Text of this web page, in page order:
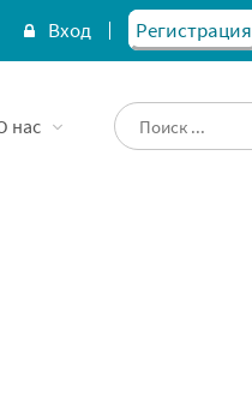
Вход Регистрация
нас